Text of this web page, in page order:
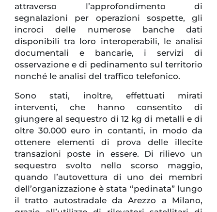
attraverso l’approfondimento di
segnalazioni per operazioni sospette, gli
incroci delle numerose banche dati
disponibili tra loro interoperabili, le analisi
documentali e bancarie, i servizi di
osservazione e di pedinamento sul territorio
nonché le analisi del traffico telefonico.
Sono stati, inoltre, effettuati mirati
interventi, che hanno consentito di
giungere al sequestro di 12 kg di metalli e di
oltre 30.000 euro in contanti, in modo da
ottenere elementi di prova delle illecite
transazioni poste in essere. Di rilievo un
sequestro svolto nello scorso maggio,
quando l’autovettura di uno dei membri
dell’organizzazione è stata “pedinata” lungo
il tratto autostradale da Arezzo a Milano,